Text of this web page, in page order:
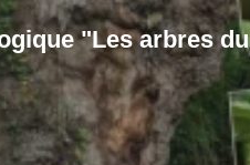
"Les arbres du